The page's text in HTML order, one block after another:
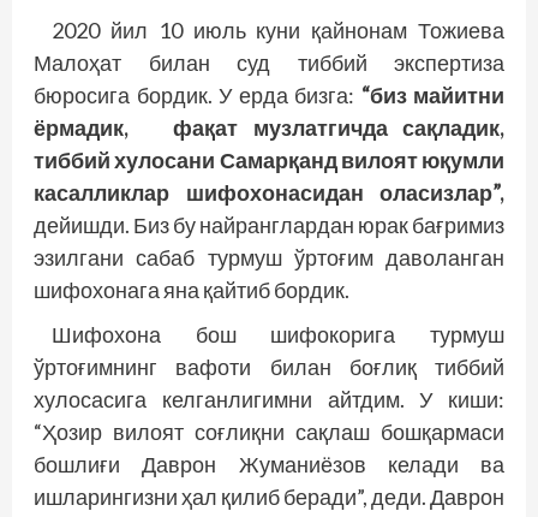
2020 йил 10 июль куни қайнонам Тожиева
Малоҳат билан суд тиббий экспертиза
бюросига бордик. У ерда бизга: “биз майитни
ёрмадик, фақат музлатгичда сақладик,
тиббий хулосани Самарқанд вилоят юқумли
касалликлар шифохонасидан оласизлар”,
дейишди. Биз бу найранглардан юрак бағримиз
эзилгани сабаб турмуш ўртоғим даволанган
шифохонага яна қайтиб бордик.
Шифохона бош шифокорига турмуш
ўртоғимнинг вафоти билан боғлиқ тиббий
хулосасига келганлигимни айтдим. У киши:
“Ҳозир вилоят соғлиқни сақлаш бош­қармаси
бошлиғи Даврон Жуманиёзов келади ва
ишларингизни ҳал қилиб беради”, деди. Даврон